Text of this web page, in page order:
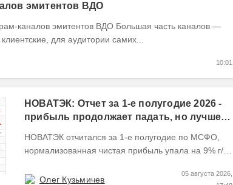
эмитентов ВДО
ВДО Большая часть каналов —
для аудитории самих...
10:01
НОВАТЭК: Отчет за 1-е полугодие 2026 -
прибыль продолжает падать, но лучшее
НОВАТЭК отчитался за 1-е полугодие по МСФО,
нормализованная чистая прибыль упала на 9% г/г
Олег Кузьмичев
05 августа 2026,